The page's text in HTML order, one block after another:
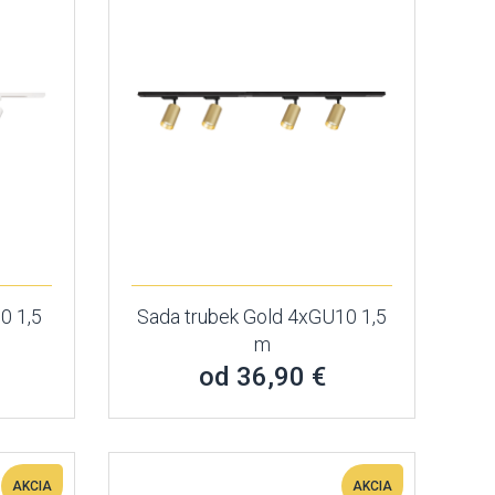
1,5
Sada trubek Gold 4xGU10 1,5
m
od 36,90 €
AKCIA AKCIA